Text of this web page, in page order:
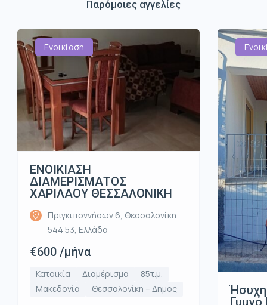
Παρόμοιες αγγελίες
Ενοικίαση
ΕΝΟΙΚΙΑΣΗ
ΔΙΑΜΕΡΙΣΜΑΤΟΣ
ΧΑΡΙΛΑΟΥ ΘΕΣΣΑΛΟΝΙΚΗ
Πριγκιποννήσων 6, Θεσσαλονίκη
544 53, Ελλάδα
€600 /μήνα
Κατοικία Διαμέρισμα
85τ.μ.
Μακεδονία
Θεσσαλονίκη – Δήμος
Γυμνό